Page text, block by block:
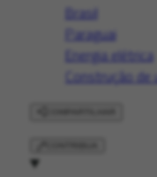
Brasil
Paraguai
Energia elétrica
Construção de